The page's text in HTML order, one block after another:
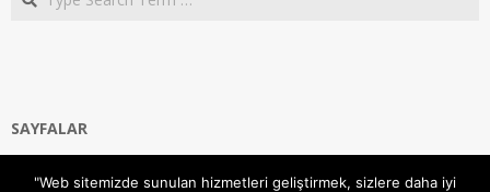
SAYFALAR
"Web sitemizde sunulan hizmetleri geliştirmek, sizlere daha iyi